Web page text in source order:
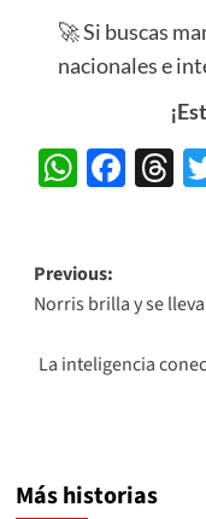
🚀 Si buscas
nacionales e
Post
navigation
Previous:
Norris brilla y se
La inteligencia
Más historias